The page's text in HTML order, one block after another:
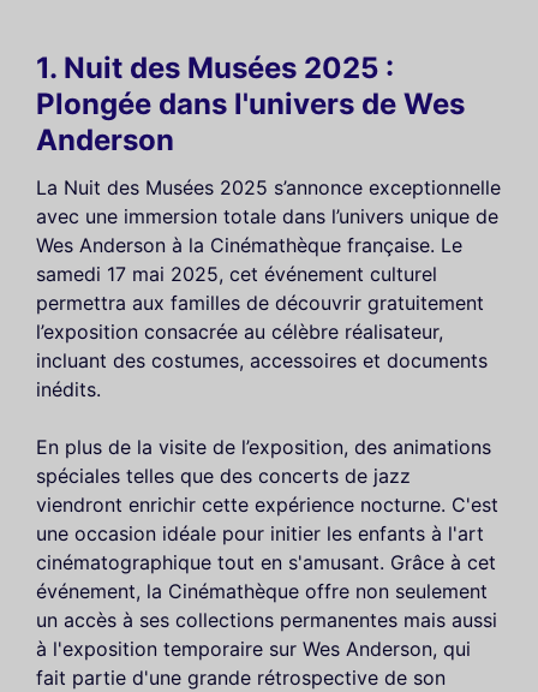
1. Nuit des Musées 2025 :
Plongée dans l'univers de Wes
Anderson
La Nuit des Musées 2025 s’annonce exceptionnelle
avec une immersion totale dans l’univers unique de
Wes Anderson à la Cinémathèque française. Le
samedi 17 mai 2025, cet événement culturel
permettra aux familles de découvrir gratuitement
l’exposition consacrée au célèbre réalisateur,
incluant des costumes, accessoires et documents
inédits.
En plus de la visite de l’exposition, des animations
spéciales telles que des concerts de jazz
viendront enrichir cette expérience nocturne. C'est
une occasion idéale pour initier les enfants à l'art
cinématographique tout en s'amusant. Grâce à cet
événement, la Cinémathèque offre non seulement
un accès à ses collections permanentes mais aussi
à l'exposition temporaire sur Wes Anderson, qui
fait partie d'une grande rétrospective de son